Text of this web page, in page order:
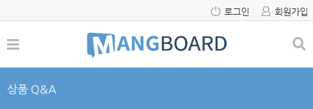
로그인 회원가입
상품 Q&A